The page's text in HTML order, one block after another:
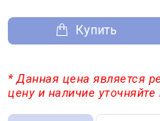
Купить
* Данная цена является
цену и наличие уточняйте